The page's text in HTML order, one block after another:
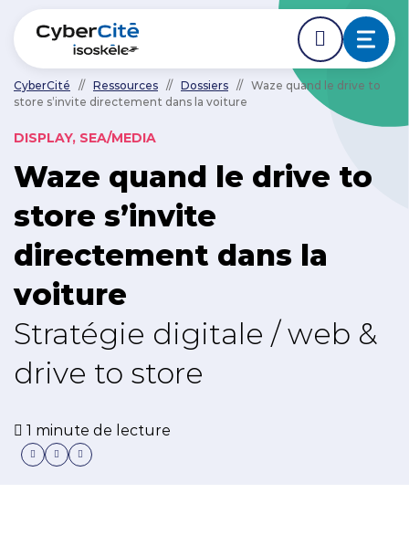
ACCÉDER DIRECTEMENT AU CONTENU PRINCIPAL
Nos expertises
L'agence
Ressources
Nos clients
NOUS CONTACTER
DIRECTEMENT AVANT LE DÉBUT DE LA
CyberCité // Ressources // Dossiers // Waze quand le drive to
store s’invite directement dans la voiture
DISPLAY, SEA/MEDIA
Waze quand le drive to
store s’invite
directement dans la
voiture
Stratégie digitale / web &
drive to store
1 minute de lecture